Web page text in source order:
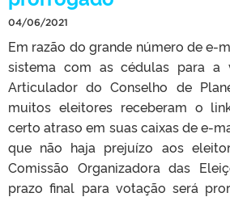
04/06/2021
Em razão do grande número de e-
sistema com as cédulas para a
Articulador do Conselho de
muitos eleitores receberam o
certo atraso em suas caixas de e-
que não haja prejuízo aos
Comissão Organizadora das
prazo final para votação será